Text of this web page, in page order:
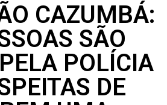
CAZUMBÁ:
SÃO
POLÍCIA
DE